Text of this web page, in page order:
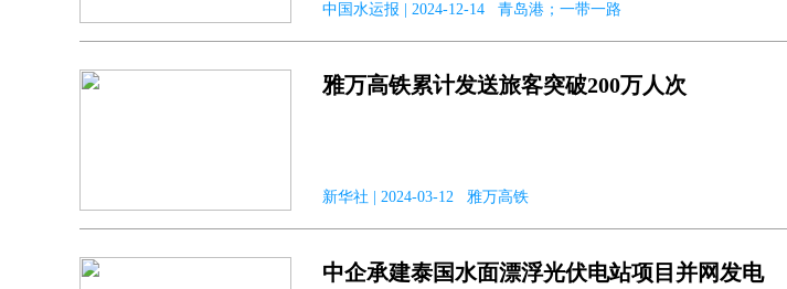
中国水运报 | 2024-12-14 青岛港；一带一路
雅万高铁累计发送旅客突破200万人次
新华社 | 2024-03-12 雅万高铁
中企承建泰国水面漂浮光伏电站项目并网发电